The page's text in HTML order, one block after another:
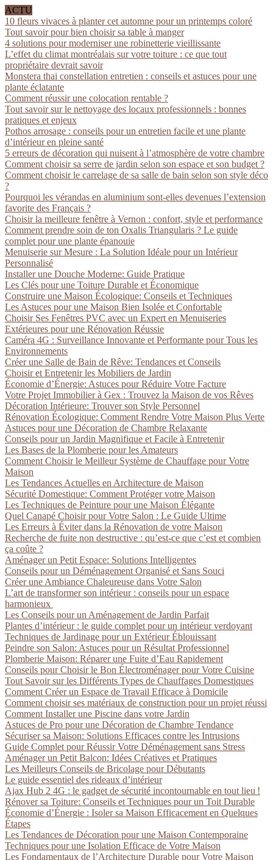
ACTU
10 fleurs vivaces à planter cet automne pour un printemps coloré
Tout savoir pour bien choisir sa table à manger
4 solutions pour moderniser une robinetterie vieillissante
L’effet du climat montréalais sur votre toiture : ce que tout
propriétaire devrait savoir
Monstera thai constellation entretien : conseils et astuces pour une
plante éclatante
Comment réussir une colocation rentable ?
Tout savoir sur le nettoyage des locaux professionnels : bonnes
pratiques et enjeux
Pothos arrosage : conseils pour un entretien facile et une plante
d’intérieur en pleine santé
5 erreurs de décoration qui nuisent à l’atmosphère de votre chambre
Comment choisir sa serre de jardin selon son espace et son budget ?
Comment choisir le carrelage de sa salle de bain selon son style déco
?
Pourquoi les vérandas en aluminium sont-elles devenues l’extension
favorite des Français ?
Choisir la meilleure fenêtre à Vernon : confort, style et performance
Comment prendre soin de ton Oxalis Triangularis ? Le guide
complet pour une plante épanouie
Menuiserie sur Mesure : La Solution Idéale pour un Intérieur
Personnalisé
Installer une Douche Moderne: Guide Pratique
Les Clés pour une Toiture Durable et Économique
Construire une Maison Écologique: Conseils et Techniques
Les Astuces pour une Maison Bien Isolée et Confortable
Choisir Ses Fenêtres PVC avec un Expert en Menuiseries
Extérieures pour une Rénovation Réussie
Caméra 4G : Surveillance Innovante et Performante pour Tous les
Environnements
Créer une Salle de Bain de Rêve: Tendances et Conseils
Choisir et Entretenir les Mobiliers de Jardin
Économie d’Énergie: Astuces pour Réduire Votre Facture
Votre Projet Immobilier à Gex : Trouvez la Maison de vos Rêves
Décoration Intérieure: Trouver son Style Personnel
Rénovation Écologique: Comment Rendre Votre Maison Plus Verte
Astuces pour une Décoration de Chambre Relaxante
Conseils pour un Jardin Magnifique et Facile à Entretenir
Les Bases de la Plomberie pour les Amateurs
Comment Choisir le Meilleur Système de Chauffage pour Votre
Maison
Les Tendances Actuelles en Architecture de Maison
Sécurité Domestique: Comment Protéger votre Maison
Les Techniques de Peinture pour une Maison Élégante
Quel Canapé Choisir pour Votre Salon : Le Guide Ultime
Les Erreurs à Éviter dans la Rénovation de votre Maison
Recherche de fuite non destructive : qu’est-ce que c’est et combien
ça coûte ?
Aménager un Petit Espace: Solutions Intelligentes
Conseils pour un Déménagement Organisé et Sans Souci
Créer une Ambiance Chaleureuse dans Votre Salon
L’art de transformer son intérieur : conseils pour un espace
harmonieux
Les Conseils pour un Aménagement de Jardin Parfait
Plantes d’intérieur : le guide complet pour un intérieur verdoyant
Techniques de Jardinage pour un Extérieur Éblouissant
Peindre son Salon: Astuces pour un Résultat Professionnel
Plomberie Maison: Réparer une Fuite d’Eau Rapidement
Conseils pour Choisir le Bon Électroménager pour Votre Cuisine
Tout Savoir sur les Différents Types de Chauffages Domestiques
Comment Créer un Espace de Travail Efficace à Domicile
Comment choisir ses matériaux de construction pour un projet réussi
Comment Installer une Piscine dans votre Jardin
Astuces de Pro pour une Décoration de Chambre Tendance
Sécuriser sa Maison: Solutions Efficaces contre les Intrusions
Guide Complet pour Réussir Votre Déménagement sans Stress
Aménager un Petit Balcon: Idées Créatives et Pratiques
Les Meilleurs Conseils de Bricolage pour Débutants
Le guide essentiel des rideaux d’intérieur
Ajax Hub 2 4G : le gadget de sécurité incontournable en tout lieu !
Rénover sa Toiture: Conseils et Techniques pour un Toit Durable
Économie d’Énergie : Isoler sa Maison Efficacement en Quelques
Étapes
Les Tendances de Décoration pour une Maison Contemporaine
Techniques pour une Isolation Efficace de Votre Maison
Les Fondamentaux de l’Architecture Durable pour Votre Maison